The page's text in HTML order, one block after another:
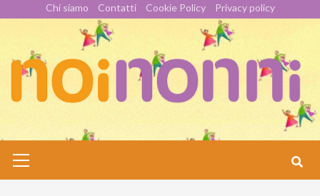
content
Chi siamo Contatti Cookie Policy Privacy policy
Menu